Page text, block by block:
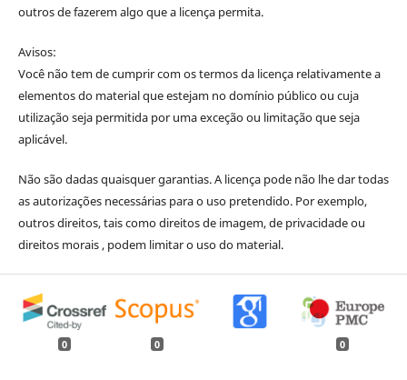
outros de fazerem algo que a licença permita.
Avisos:
Você não tem de cumprir com os termos da licença relativamente a
elementos do material que estejam no domínio público ou cuja
utilização seja permitida por uma exceção ou limitação que seja
aplicável.
Não são dadas quaisquer garantias. A licença pode não lhe dar todas
as autorizações necessárias para o uso pretendido. Por exemplo,
outros direitos, tais como direitos de imagem, de privacidade ou
direitos morais , podem limitar o uso do material.
0 0 0